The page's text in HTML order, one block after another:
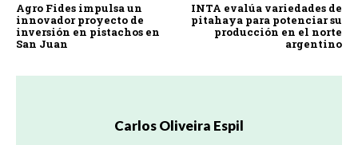
Agro Fides impulsa un
innovador proyecto de
inversión en pistachos en
San Juan
INTA evalúa variedades de
pitahaya para potenciar su
producción en el norte
argentino
Carlos Oliveira Espil